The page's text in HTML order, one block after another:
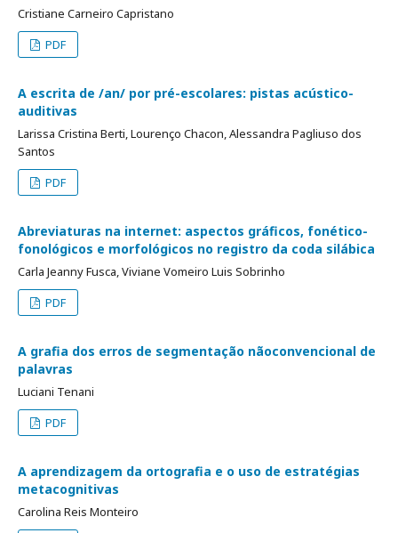
Cristiane Carneiro Capristano
PDF
A escrita de /an/ por pré-escolares: pistas acústico-
auditivas
Larissa Cristina Berti, Lourenço Chacon, Alessandra Pagliuso dos
Santos
PDF
Abreviaturas na internet: aspectos gráficos, fonético-
fonológicos e morfológicos no registro da coda silábica
Carla Jeanny Fusca, Viviane Vomeiro Luis Sobrinho
PDF
A grafia dos erros de segmentação nãoconvencional de
palavras
Luciani Tenani
PDF
A aprendizagem da ortografia e o uso de estratégias
metacognitivas
Carolina Reis Monteiro